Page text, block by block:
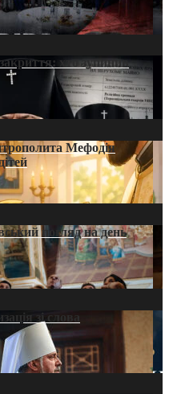
хто зупинив
Мефодія
погляд на день
зі слова